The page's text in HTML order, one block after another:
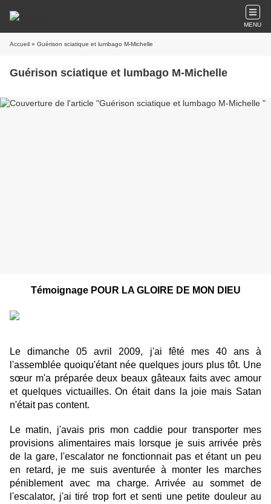
MENU
Accueil » Guérison sciatique et lumbago M-Michelle
Guérison sciatique et lumbago M-Michelle
Témoignage POUR LA GLOIRE DE MON DIEU
Le dimanche 05 avril 2009, j'ai fêté mes 40 ans à
l'assemblée quoiqu'étant née quelques jours plus tôt. Une
sœur m'a préparée deux beaux gâteaux faits avec amour
et quelques victuailles. On était dans la joie mais Satan
n'était pas content.
Le matin, j'avais pris mon caddie pour transporter mes
provisions alimentaires mais lorsque je suis arrivée près
de la gare, l'escalator ne fonctionnait pas et étant un peu
en retard, je me suis aventurée à monter les marches
péniblement avec ma charge. Arrivée au sommet de
l'escalator, j'ai tiré trop fort et senti une petite douleur au